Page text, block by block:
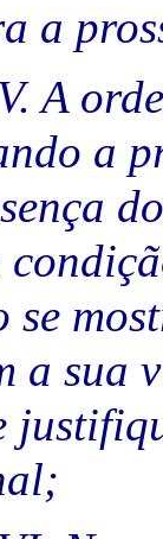
a
A
a
se
a sua